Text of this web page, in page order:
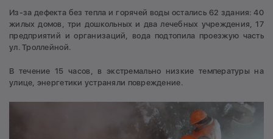
Из-за дефекта без тепла и горячей воды остались 62 здания: 40
жилых домов, три дошкольных и два лечебных учреждения, 17
предприятий и организаций, вода подтопила проезжую часть
ул. Троллейной.
В течение 15 часов, в экстремально низкие температуры на
улице, энергетики устраняли повреждение.